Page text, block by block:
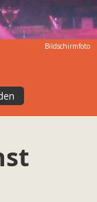
Bildschirmfoto